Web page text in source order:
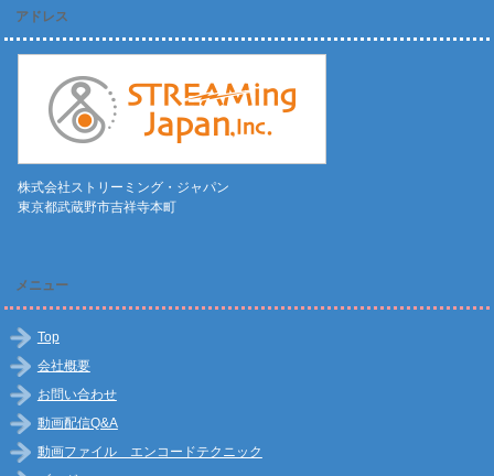
アドレス
株式会社ストリーミング・ジャパン
東京都武蔵野市吉祥寺本町
メニュー
Top
会社概要
お問い合わせ
動画配信Q&A
動画ファイル エンコードテクニック